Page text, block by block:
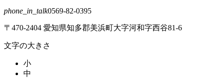
phone_in_talk0569-82-0395
〒470-2404 愛知県知多郡美浜町大字河和字西谷81-6
文字の大きさ
小
中